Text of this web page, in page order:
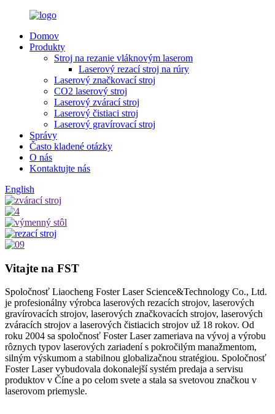
Domov
Produkty
Stroj na rezanie vláknovým laserom
Laserový rezací stroj na rúry
Laserový značkovací stroj
CO2 laserový stroj
Laserový zvárací stroj
Laserový čistiaci stroj
Laserový gravírovací stroj
Správy
Často kladené otázky
O nás
Kontaktujte nás
English
Vitajte na FST
Spoločnosť Liaocheng Foster Laser Science&Technology Co., Ltd.
je profesionálny výrobca laserových rezacích strojov, laserových
gravírovacích strojov, laserových značkovacích strojov, laserových
zváracích strojov a laserových čistiacich strojov už 18 rokov. Od
roku 2004 sa spoločnosť Foster Laser zameriava na vývoj a výrobu
rôznych typov laserových zariadení s pokročilým manažmentom,
silným výskumom a stabilnou globalizačnou stratégiou. Spoločnosť
Foster Laser vybudovala dokonalejší systém predaja a servisu
produktov v Číne a po celom svete a stala sa svetovou značkou v
laserovom priemysle.